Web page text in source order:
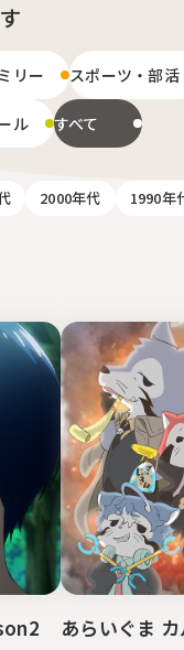
リー スポーツ・部活
ル すべて
2000年代 1990年
あらいぐま